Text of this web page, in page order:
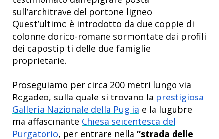
sull’architrave del portone ligneo.
Quest’ultimo è introdotto da due coppie di
colonne dorico-romane sormontate dai profili
dei capostipiti delle due famiglie
proprietarie.
Proseguiamo per circa 200 metri lungo via
Rogadeo, sulla quale si trovano la prestigiosa
Galleria Nazionale della Puglia e la lugubre
ma affascinante Chiesa seicentesca del
Purgatorio, per entrare nella “strada delle